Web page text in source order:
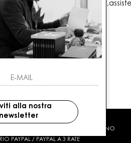
CARTA DI CREDITO CONTRASSEGNO
PAYPAL / PAYPAL A 3 RATE
alla nostra
newsletter